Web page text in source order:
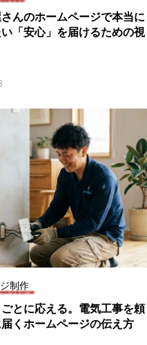
んのホームページで本当に
「安心」を届けるための視
制作
とに応える。電気工事を頼
くホームページの伝え方